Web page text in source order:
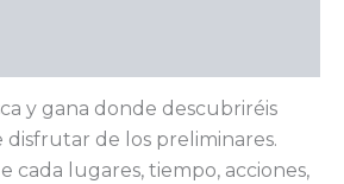
y gana donde descubriréis
disfrutar de los preliminares.
cada lugares, tiempo, acciones,